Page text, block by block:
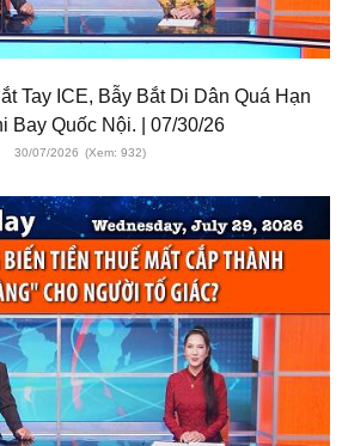
Tay ICE, Bẫy Bắt Di Dân Quá Hạn
Bay Quốc Nội. | 07/30/26
30/07/2026 (Xem: 932)